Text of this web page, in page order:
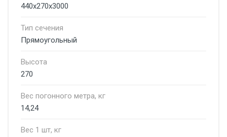
440х270х3000
Тип сечения
Прямоугольный
Высота
270
Вес погонного метра, кг
14,24
Вес 1 шт, кг